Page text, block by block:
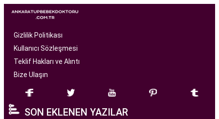
Tüp Bebek Merkezi, kısırlık sorunu yaşayan
çiftlere profesyonel ve bireysel bir yaklaşımla
hizmet sunan bir sağlık kuruluşudur. Modern
tıbbın son teknolojilerini kullanarak, çiftlere
başarılı tüp bebek tedavileri sunmayı amaçlar.
bir ekip tarafından yönetilmektedir. Burada görev
alan tıp profesyonelleri, çiftlere kişiselleştirilmiş
Gizlilik Politikası
Kullanıcı Sözleşmesi
Teklif Hakları ve Alıntı
Bize Ulaşın
SON EKLENEN YAZILAR